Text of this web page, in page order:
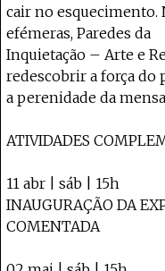
cair no
efémeras, Paredes da
Inquietação – Arte e
redescobrir a força do
a perenidade da
ATIVIDADES
11 abr | sáb | 15h
INAUGURAÇÃO DA
COMENTADA